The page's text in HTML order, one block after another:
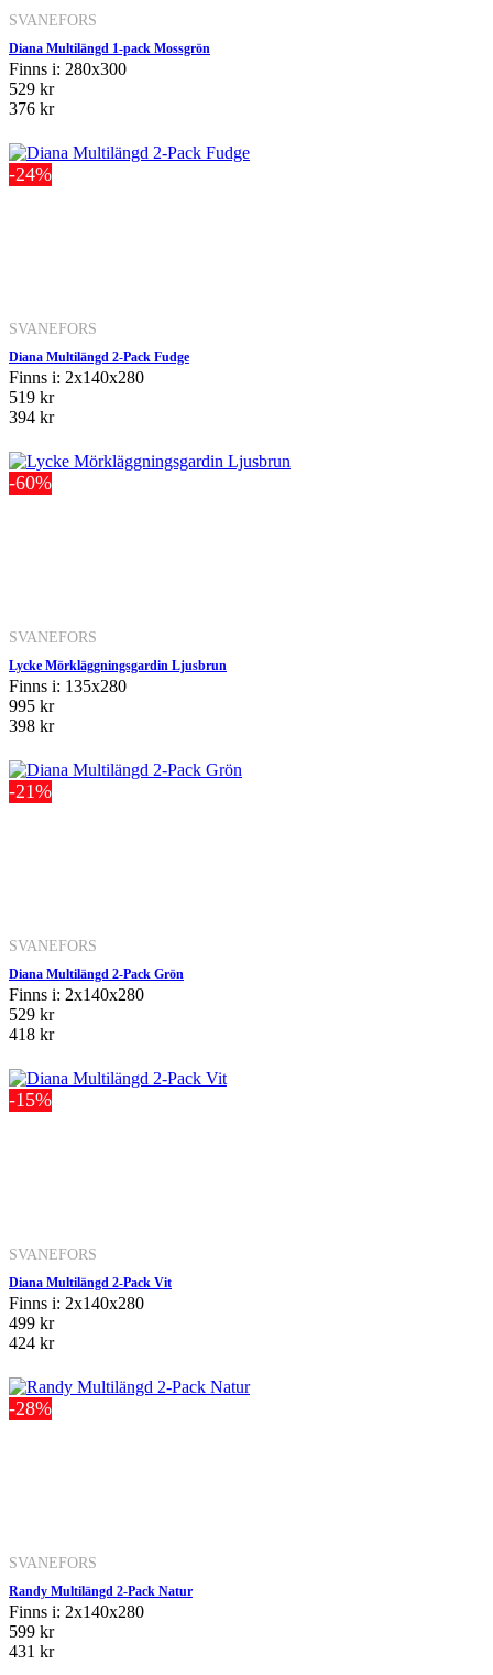
SVANEFORS
Diana Multilängd 1-pack Mossgrön
Finns i: 280x300
529 kr
376 kr
-24%
SVANEFORS
Diana Multilängd 2-Pack Fudge
Finns i: 2x140x280
519 kr
394 kr
-60%
SVANEFORS
Lycke Mörkläggningsgardin Ljusbrun
Finns i: 135x280
995 kr
398 kr
-21%
SVANEFORS
Diana Multilängd 2-Pack Grön
Finns i: 2x140x280
529 kr
418 kr
-15%
SVANEFORS
Diana Multilängd 2-Pack Vit
Finns i: 2x140x280
499 kr
424 kr
-28%
SVANEFORS
Randy Multilängd 2-Pack Natur
Finns i: 2x140x280
599 kr
431 kr